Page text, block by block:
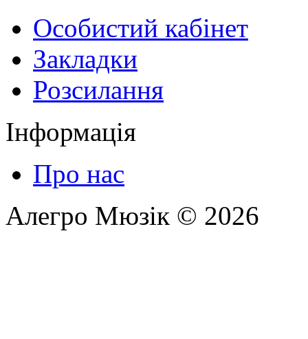
Особистий кабінет
Закладки
Розсилання
Інформація
Про нас
Алегро Мюзік © 2026